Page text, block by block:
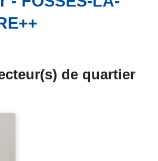
de quartier